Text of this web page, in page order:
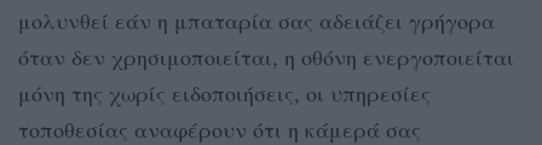
μολυνθεί εάν η μπαταρία σας αδειάζει γρήγορα
όταν δεν χρησιμοποιείται, η οθόνη ενεργοποιείται
μόνη της χωρίς ειδοποιήσεις, οι υπηρεσίες
τοποθεσίας αναφέρουν ότι η κάμερά σας